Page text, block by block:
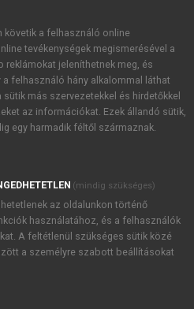
újdonságairól, akcióiról.
Kiadó Zrt. újdonságairól,
foglaltakat tudomásul
, valamint a szotar.netés a
foglaltakat
követik a felhasználó online
tevékenységek megismerésével a
reklámokat jeleníthetnek meg, és
a felhasználó hány alkalommal láthat
sütik más szervezetekkel és hirdetőkkel
az információkat. Ezek állandó sütik,
egy harmadik féltől származnak.
(mindig szükséges)
az oldalunkon történő
használatához, és a felhasználók
A feltétlenül szükséges sütik közé
a személyre szabott beállításokat